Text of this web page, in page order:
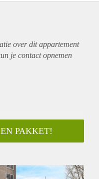
over ditappartement
je contact opnemen
de Eigenaar
PAKKET!